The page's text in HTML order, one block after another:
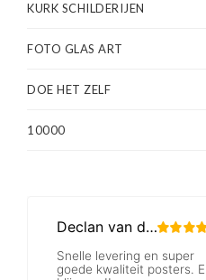
KURK SCHILDERIJEN
FOTO GLAS ART
DOE HET ZELF
10000